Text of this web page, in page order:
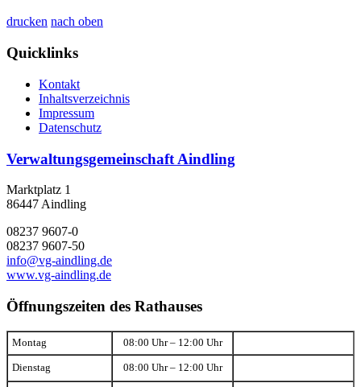
drucken nach oben
Quicklinks
Kontakt
Inhaltsverzeichnis
Impressum
Datenschutz
Verwaltungsgemeinschaft Aindling
Marktplatz 1
86447 Aindling
08237 9607-0
08237 9607-50
info@vg-aindling.de
www.vg-aindling.de
Öffnungszeiten des Rathauses
Montag 08:00 Uhr – 12:00 Uhr
Dienstag 08:00 Uhr – 12:00 Uhr